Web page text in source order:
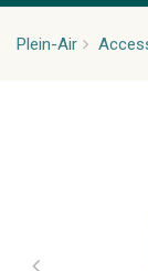
Plein-Air